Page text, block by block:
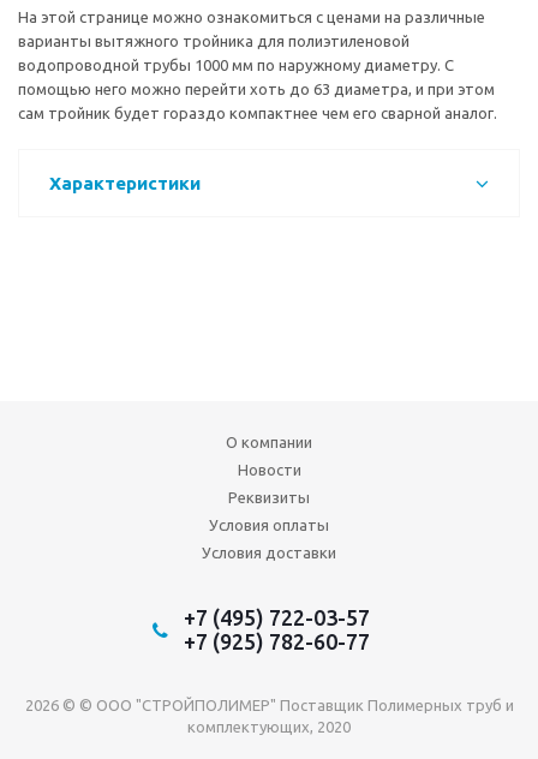
На этой странице можно ознакомиться с ценами на различные
варианты вытяжного тройника для полиэтиленовой
водопроводной трубы 1000 мм по наружному диаметру. С
помощью него можно перейти хоть до 63 диаметра, и при этом
сам тройник будет гораздо компактнее чем его сварной аналог.
Характеристики
О компании
Новости
Реквизиты
Условия оплаты
Условия доставки
+7 (495) 722-03-57
+7 (925) 782-60-77
2026 © © ООО "СТРОЙПОЛИМЕР" Поставщик Полимерных труб и
комплектующих, 2020